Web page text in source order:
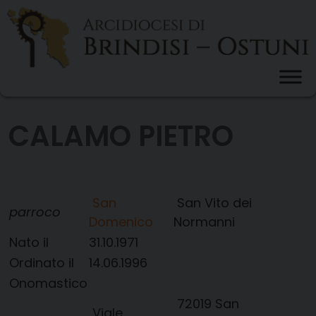
Skip
content
parroco
San
Domenico
San Vito dei
Normanni
Nato il
31.10.1971
Ordinato il
14.06.1996
Onomastico
72019 San